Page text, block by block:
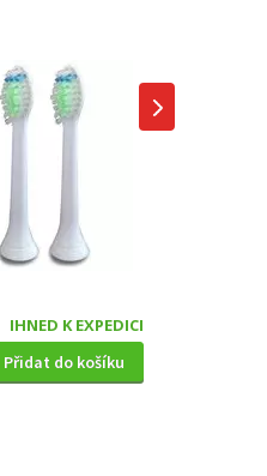
IHNED K EXPEDICI
Přidat do košíku